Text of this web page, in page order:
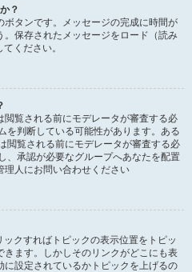
？
タンです。メッセージの完成に時間が
保存されたメッセージをロード（読み
ください。
閲覧される前にモデレータが審査する必
を判断している可能性があります。ある
閲覧される前にモデレータが審査する必
、承認が必要なグループへあなたを配置
理人にお問い合わせください
クすればトピックの表示位置をトピッ
ます。しかしそのリンクがどこにも表
設定されているかトピックを上げるの